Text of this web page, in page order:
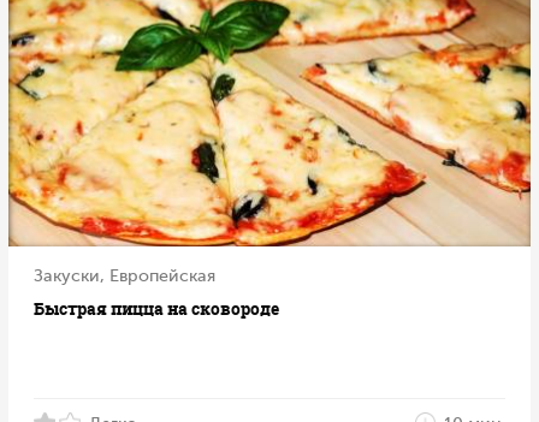
Закуски, Европейская
Быстрая пицца на сковороде